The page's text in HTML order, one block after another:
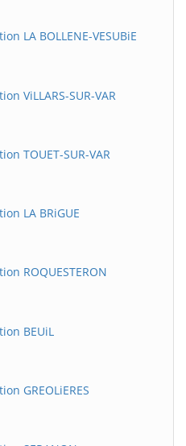
LA BOLLENE-VESUBiE
ViLLARS-SUR-VAR
TOUET-SUR-VAR
LA BRiGUE
ROQUESTERON
BEUiL
GREOLiERES